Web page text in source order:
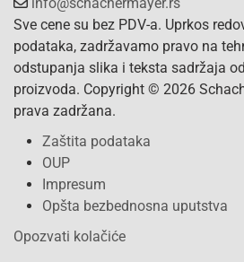
Sve cene su bez PDV-a. Uprkos
podataka, zadržavamo pravo na
odstupanja slika i teksta sadržaja
proizvoda. Copyright © 2026
prava zadržana.
Zaštita podataka
OUP
Impresum
Opšta bezbednosna uputstva
Opozvati kolačiće